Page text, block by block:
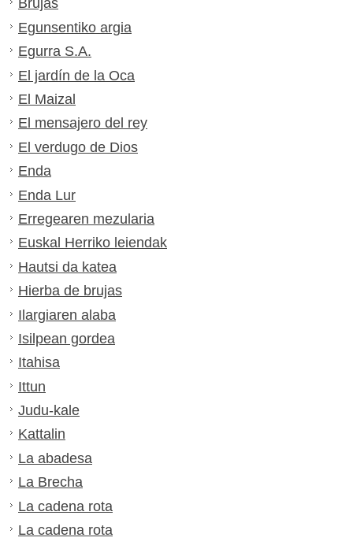
Brujas
Egunsentiko argia
Egurra S.A.
El jardín de la Oca
El Maizal
El mensajero del rey
El verdugo de Dios
Enda
Enda Lur
Erregearen mezularia
Euskal Herriko leiendak
Hautsi da katea
Hierba de brujas
Ilargiaren alaba
Isilpean gordea
Itahisa
Ittun
Judu-kale
Kattalin
La abadesa
La Brecha
La cadena rota
La cadena rota